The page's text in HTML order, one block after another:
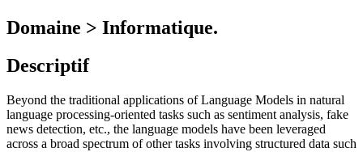
Domaine > Informatique.
Descriptif
Beyond the traditional applications of Language Models in natural
language processing-oriented tasks such as sentiment analysis, fake
news detection, etc., the language models have been leveraged
across a broad spectrum of other tasks involving structured data such